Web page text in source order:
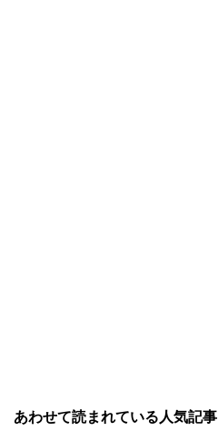
あわせて読まれている人気記事